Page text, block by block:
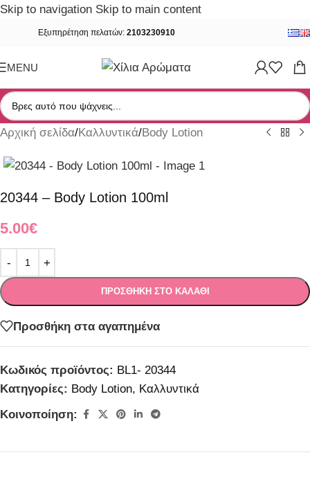
Skip to navigation Skip to main content
Εξυπηρέτηση πελατών: 2103230910
MENU
Αρχική σελίδα/Καλλυντικά/Body Lotion
20344 – Body Lotion 100ml
5.00€
ΠΡΟΣΘΉΚΗ ΣΤΟ ΚΑΛΆΘΙ
Προσθήκη στα αγαπημένα
Κωδικός προϊόντος: BL1- 20344
Κατηγορίες: Body Lotion, Καλλυντικά
Κοινοποίηση: